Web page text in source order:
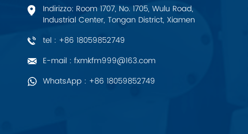
7OCEAN
ANSON
Swissbit
B&R
Indirizzo: Room 1707, No. 1705, Wulu Road,
Industrial Center, Tongan District, Xiamen
tel : +86 18059852749
E-mail : fxmkfm999@163.com
WhatsApp : +86 18059852749